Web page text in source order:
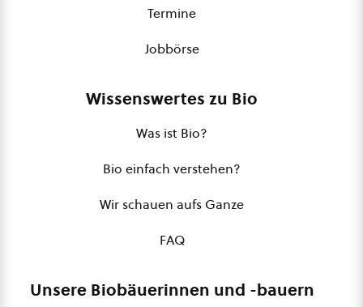
Termine
Jobbörse
Wissenswertes zu Bio
Was ist Bio?
Bio einfach verstehen?
Wir schauen aufs Ganze
FAQ
Unsere Biobäuerinnen und -bauern